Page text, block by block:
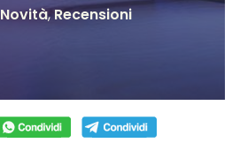
Novità,Recensioni